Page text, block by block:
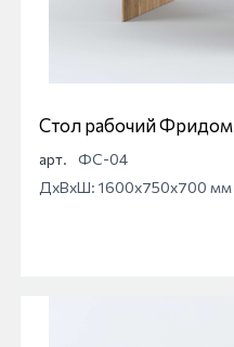
Стол рабочий Фридом
арт.
ФС-04
ДхВхШ: 1600x750x700 мм